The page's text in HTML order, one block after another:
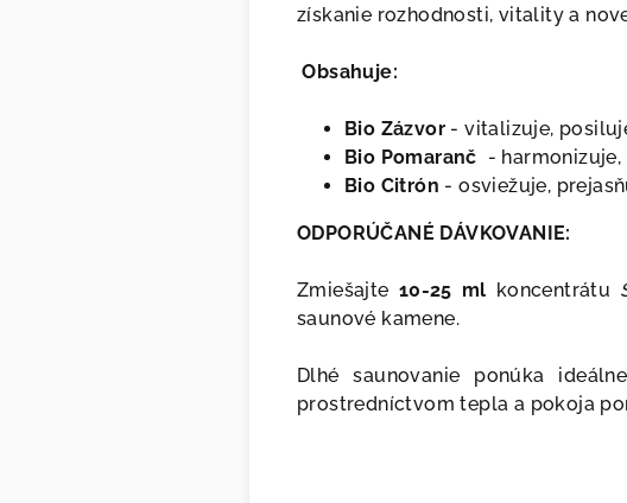
získanie rozhodnosti, vitality a
Obsahuje:
Bio Zázvor - vitalizuje,
Bio Pomaranč -
Bio Citrón - osviežuje,
ODPORÚČANÉ DÁVKOVANIE:
Zmiešajte 10-25 ml koncentrátu
saunové kamene.
Dlhé saunovanie ponúka
prostredníctvom tepla a pokoja